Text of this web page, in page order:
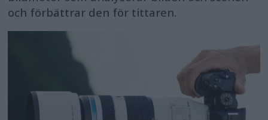
och förbättrar den för tittaren.